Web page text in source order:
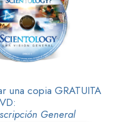
una copia GRATUITA
General